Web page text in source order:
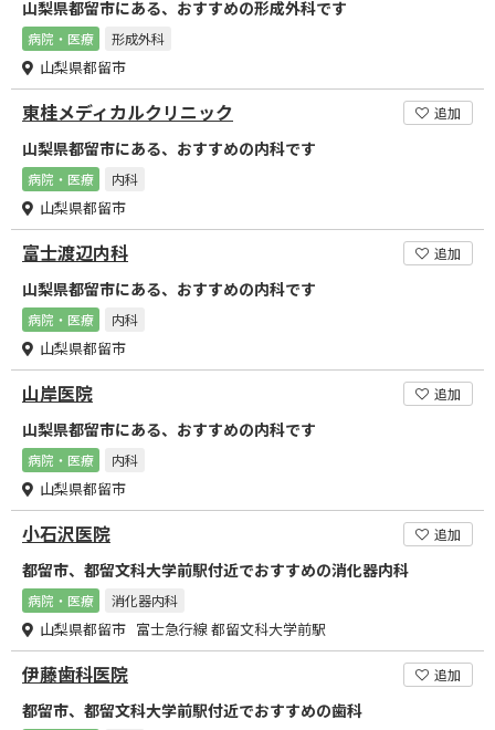
山梨県都留市にある、おすすめの形成外科です
病院・医療 形成外科
山梨県都留市
東桂メディカルクリニック 追加
山梨県都留市にある、おすすめの内科です
病院・医療 内科
山梨県都留市
富士渡辺内科 追加
山梨県都留市にある、おすすめの内科です
病院・医療 内科
山梨県都留市
山岸医院 追加
山梨県都留市にある、おすすめの内科です
病院・医療 内科
山梨県都留市
小石沢医院 追加
都留市、都留文科大学前駅付近でおすすめの消化器内科
病院・医療 消化器内科
山梨県都留市 富士急行線 都留文科大学前駅
伊藤歯科医院 追加
都留市、都留文科大学前駅付近でおすすめの歯科